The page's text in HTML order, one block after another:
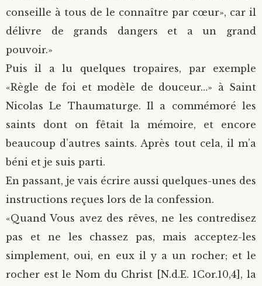
conseille à tous de le connaître par cœur», car il
délivre de grands dangers et a un grand
pouvoir.»
Puis il a lu quelques tropaires, par exemple
«Règle de foi et modèle de douceur…» à Saint
Nicolas Le Thaumaturge. Il a commémoré les
saints dont on fêtait la mémoire, et encore
beaucoup d’autres saints. Après tout cela, il m’a
béni et je suis parti.
En passant, je vais écrire aussi quelques-unes des
instructions reçues lors de la confession.
«Quand Vous avez des rêves, ne les contredisez
pas et ne les chassez pas, mais acceptez-les
simplement, oui, en eux il y a un rocher; et le
rocher est le Nom du Christ [N.d.E. 1Cor.10,4], la